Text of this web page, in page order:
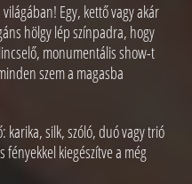
Egy, kettő vagy akár
hölgy lép színpadra, hogy
monumentális show-t
szem a magasba
silk, szóló, duó vagy trió
fényekkel kiegészítve a még